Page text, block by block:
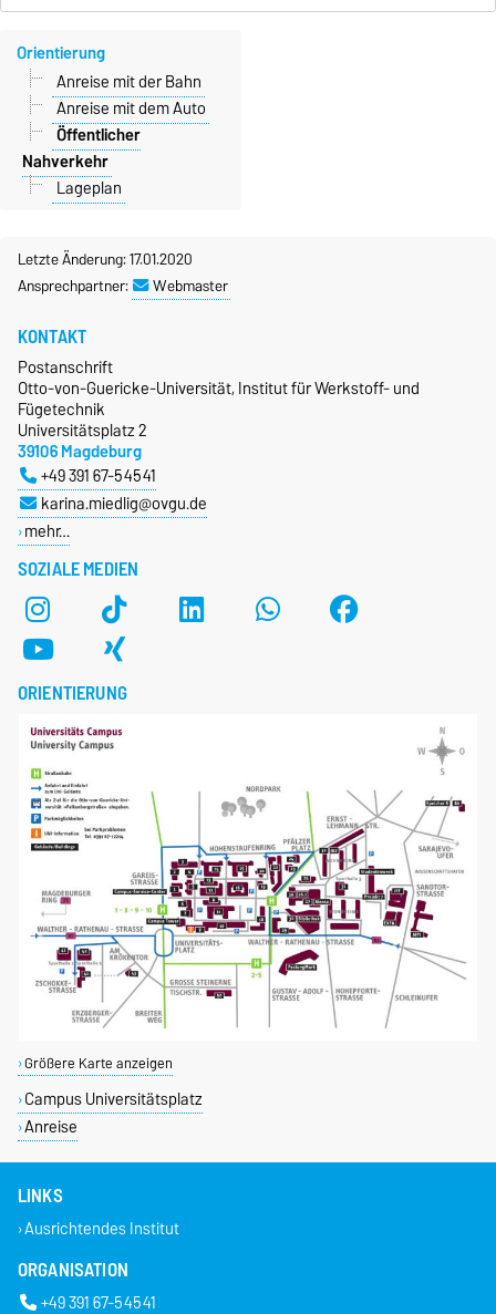
Orientierung
Anreise mit der Bahn
Anreise mit dem Auto
Öffentlicher
Nahverkehr
Lageplan
Letzte Änderung: 17.01.2020
Ansprechpartner:
Webmaster
SOZIALE MEDIEN
KONTAKT
Postanschrift
Otto-von-Guericke-Universität, Institut für Werkstoff- und
Fügetechnik
Universitätsplatz 2
39106 Magdeburg
+49 391 67-54541
karina.miedlig@ovgu.de
mehr…
ORIENTIERUNG
Größere Karte anzeigen
Campus Universitätsplatz
Anreise
LINKS
Ausrichtendes Institut
ORGANISATION
+49 391 67-54541